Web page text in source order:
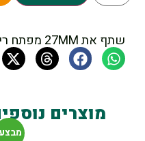
שתף את 27MM מפתח רינג פתוח
מוצרים